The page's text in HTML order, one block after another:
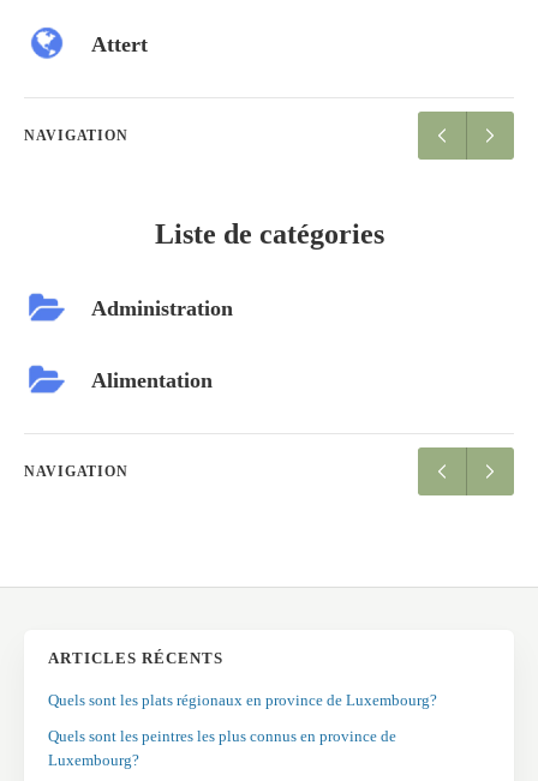
Attert
NAVIGATION
Liste de catégories
Administration
Alimentation
NAVIGATION
ARTICLES RÉCENTS
Quels sont les plats régionaux en province de Luxembourg?
Quels sont les peintres les plus connus en province de
Luxembourg?